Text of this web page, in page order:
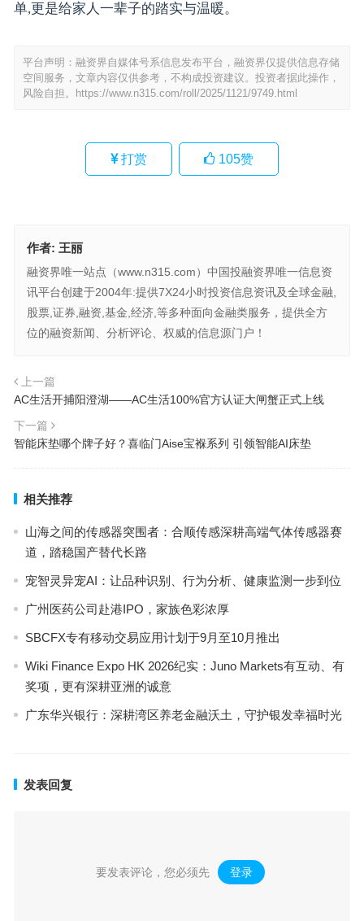
单,更是给家人一辈子的踏实与温暖。
平台声明：融资界自媒体号系信息发布平台，融资界仅提供信息存储
空间服务，文章内容仅供参考，不构成投资建议。投资者据此操作，
风险自担。
https://www.n315.com/roll/2025/1121/9749.html
打赏 105赞
作者: 王丽
融资界唯一站点（www.n315.com）中国投融资界唯一信息资
讯平台创建于2004年:提供7X24小时投资信息资讯及全球金融,
股票,证券,融资,基金,经济,等多种面向金融类服务，提供全方
位的融资新闻、分析评论、权威的信息源门户！
上一篇
AC生活开捕阳澄湖——AC生活100%官方认证大闸蟹正式上线
下一篇
智能床垫哪个牌子好？喜临门Aise宝褓系列 引领智能AI床垫
相关推荐
山海之间的传感器突围者：合顺传感深耕高端气体传感器赛
道，踏稳国产替代长路
宠智灵异宠AI：让品种识别、行为分析、健康监测一步到位
广州医药公司赴港IPO，家族色彩浓厚
SBCFX专有移动交易应用计划于9月至10月推出
Wiki Finance Expo HK 2026纪实：Juno Markets有互动、有
奖项，更有深耕亚洲的诚意
广东华兴银行：深耕湾区养老金融沃土，守护银发幸福时光
发表回复
要发表评论，您必须先 登录 。